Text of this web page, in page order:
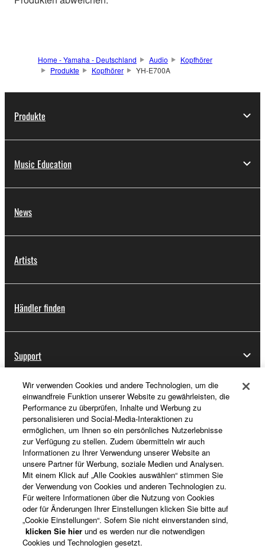
Home - Yamaha - Deutschland Audio
Kopfhörer
Produkte
Kopfhörer YH-E700A
Produkte
Music Education
News
Artists
Händler finden
Support
Registrierung von „Yamaha Music ID“
Über Yamaha
Deutschland - German
Business
Wir verwenden Cookies und andere Technologien, um die
einwandfreie Funktion unserer Website zu gewährleisten, die
Performance zu überprüfen, Inhalte und Werbung zu
personalisieren und Social-Media-Interaktionen zu
ermöglichen, um Ihnen so ein persönliches Nutzerlebnisse
zur Verfügung zu stellen. Zudem übermitteln wir auch
Informationen zu Ihrer Verwendung unserer Website an
unsere Partner für Werbung, soziale Medien und Analysen.
Mit einem Klick auf „Alle Cookies auswählen“ stimmen Sie
der Verwendung von Cookies und anderen Technologien zu.
Für weitere Informationen über die Nutzung von Cookies
oder für Änderungen Ihrer Einstellungen klicken Sie bitte auf
„Cookie Einstellungen“. Sofern Sie nicht einverstanden sind,
klicken Sie hier und es werden nur die notwendigen
Cookies und Technologien gesetzt.